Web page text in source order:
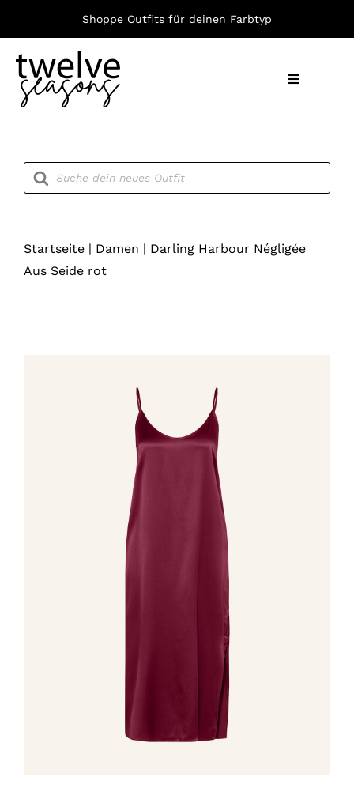
springen
Shoppe Outfits für deinen Farbtyp
Toggle
Products
search
Startseite| Damen | Darling Harbour Négligée
Aus Seide rot